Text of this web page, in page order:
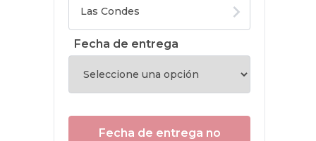
Fecha de entrega
Fecha de entrega no